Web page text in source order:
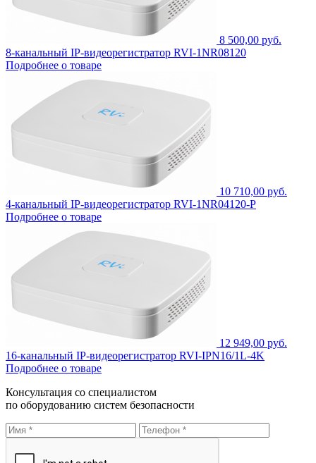
8 500,00 руб.
8-канальный IP-видеорегистратор RVI-1NR08120
Подробнее о товаре
10 710,00 руб.
4-канальный IP-видеорегистратор RVI-1NR04120-P
Подробнее о товаре
12 949,00 руб.
16-канальный IP-видеорегистратор RVI-IPN16/1L-4K
Подробнее о товаре
Консультация со специалистом
по оборудованию систем безопасности